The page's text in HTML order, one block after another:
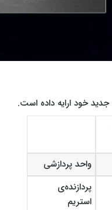
واحد پردازشی
پردازنده‌ی
استریم